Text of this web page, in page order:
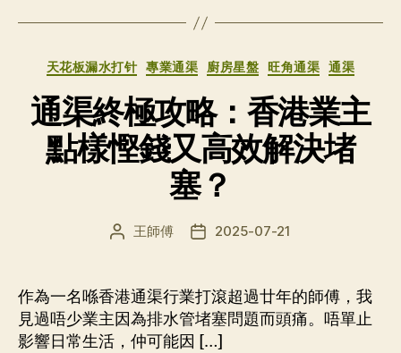
分
天花板漏水打针 專業通渠 廚房星盤 旺角通渠 通渠
通渠終極攻略：香港業主
點樣慳錢又高效解決堵
塞？
文
者
王師傅
发
期
2025-07-21
作為一名喺香港通渠行業打滾超過廿年的師傅，我
見過唔少業主因為排水管堵塞問題而頭痛。唔單止
影響日常生活，仲可能因 […]